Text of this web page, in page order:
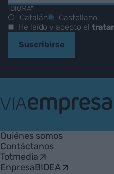
IDIOMA*
Catalán
Castellano
He leído y acepto el
Suscribirse
Empresa
Quiénes somos
Contáctanos
Totmedia
EnpresaBIDEA